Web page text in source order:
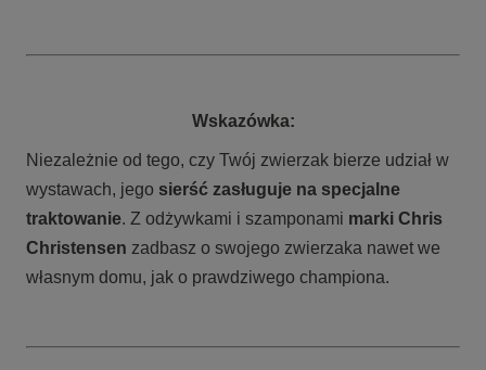
Wskazówka:
Niezależnie od tego, czy Twój zwierzak bierze udział w
wystawach, jego sierść zasługuje na specjalne
traktowanie. Z odżywkami i szamponami marki Chris
Christensen zadbasz o swojego zwierzaka nawet we
własnym domu, jak o prawdziwego championa.